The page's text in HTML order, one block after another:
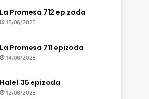
La Promesa 712 epizoda
15/06/2026
La Promesa 711 epizoda
14/06/2026
Halef 35 epizoda
12/06/2026